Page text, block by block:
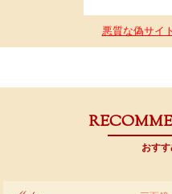
悪質な偽サイ
おす